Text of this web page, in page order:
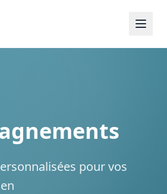
pour vos